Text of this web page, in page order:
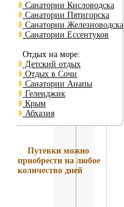
Санатории Кисловодска
Санатории Пятигорска
Санатории Железноводска
Санатории Ессентуков
Отдых на море:
Детский отдых
Отдых в Сочи
Санатории Анапы
Геленджик
Крым
Абхазия
Путевки можно
приобрести на любое
количество дней